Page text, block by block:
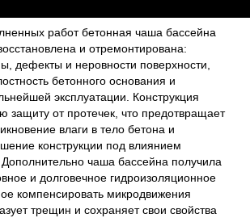
работ бетонная чаша бассейна
​​и отремонтирована:
дефекты и неровности поверхности,
бетонного основания и
эксплуатации. Конструкция
защиту от протечек, что предотвращает
влаги в тело бетона и
конструкции под влиянием
Дополнительно чаша бассейна получила
и долговечное гидроизоляционное
компенсировать микродвижения
трещин и сохраняет свои свойства